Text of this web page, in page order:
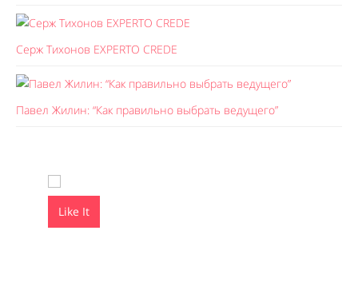
Серж Тихонов EXPERTO CREDE
Павел Жилин: “Как правильно выбрать ведущего”
Like It